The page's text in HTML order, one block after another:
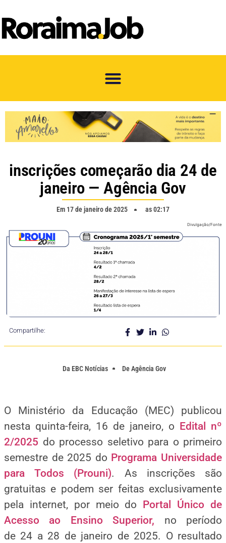
inscrições começarão dia 24 de
janeiro — Agência Gov
Em 17 de janeiro de 2025 as02:17
Divulgação/Fonte
Compartilhe:
Da EBC Notícias DeAgência Gov
O Ministério da Educação (MEC) publicou
nesta quinta-feira, 16 de janeiro, o Edital nº
2/2025 do processo seletivo para o primeiro
semestre de 2025 do Programa Universidade
para Todos (Prouni). As inscrições são
gratuitas e podem ser feitas exclusivamente
pela internet, por meio do Portal Único de
Acesso ao Ensino Superior, no período
de 24 a 28 de janeiro de 2025. O resultado